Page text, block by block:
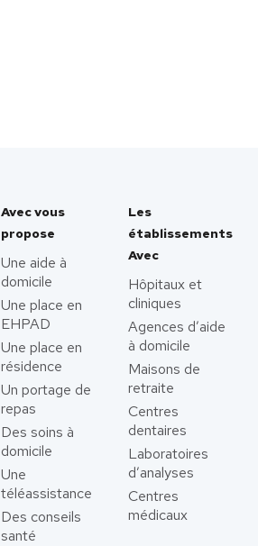
Avec vous
propose
Une aide à
domicile
Une place en
EHPAD
Une place en
résidence
Un portage de
repas
Des soins à
domicile
Une
téléassistance
Des conseils
santé
Les
établissements
Avec
Hôpitaux et
cliniques
Agences d’aide
à domicile
Maisons de
retraite
Centres
dentaires
Laboratoires
d’analyses
Centres
médicaux